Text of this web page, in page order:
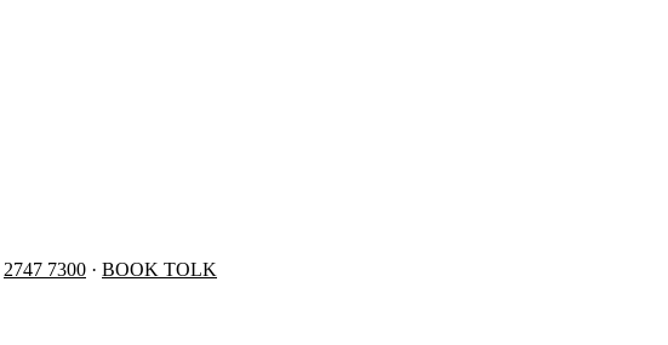
2747 7300 · BOOK TOLK